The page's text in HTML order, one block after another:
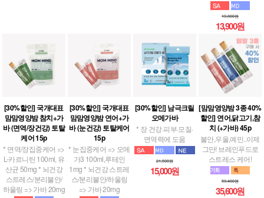
19,800원
13,900원
[30%할인] 국개대표
맘맘영양밤 참치+가
바 (면역/장건강) 토탈
케어 15p
* 면역/장집중케어 =>
L-카르니틴 100ml, 유
산균 50mg * 뇌건강
스트레스/분리불안/
하울링 => 가바 20mg
[30%할인] 국개대표
맘맘영양밤 연어+가
바 (눈건강) 토탈케어
15p
* 눈집중케어 => 오메
가3 100ml,루테인
1mg * 뇌건강 스트레
스/분리불안/하울링
=> 가바 20mg
[30%할인] 남극크릴
오메가바
* 장 건강·피부·모질·
면역력에 도움
21,500원
15,000원
[맘맘영양밤 3종 40%
할인] 연어,닭고기,참
치 (+가바) 45p
불안,우울,예민..이제
그만! 브레인푸드로
스트레스 케어!
59,400원
35,600원